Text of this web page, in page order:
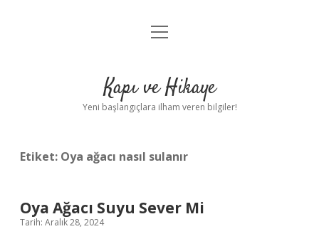
Anasayfa
Yasal Uyarı
menüyü
Kapı ve Hikaye
Yeni başlangıçlara ilham veren bilgiler!
Etiket: Oya ağacı nasıl sulanır
Oya Ağacı Suyu Sever Mi
Tarih: Aralık 28, 2024